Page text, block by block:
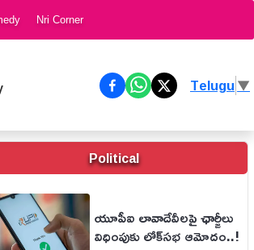
Nri Corner
Telugu▼
Political
యూపీఐ లావాదేవీలపై ఛార్జీలు
విధింపుకు లోక్‌సభ ఆమోదం..!